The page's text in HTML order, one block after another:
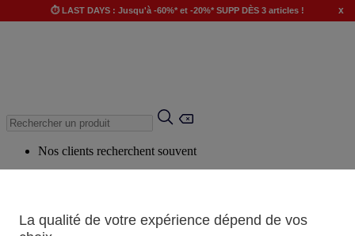
⏱️ LAST DAYS : Jusqu'à -60%* et -20%* SUPP DÈS 3 articles ! x
Nos clients recherchent souvent
Produits suggérés
La qualité de votre expérience dépend de vos